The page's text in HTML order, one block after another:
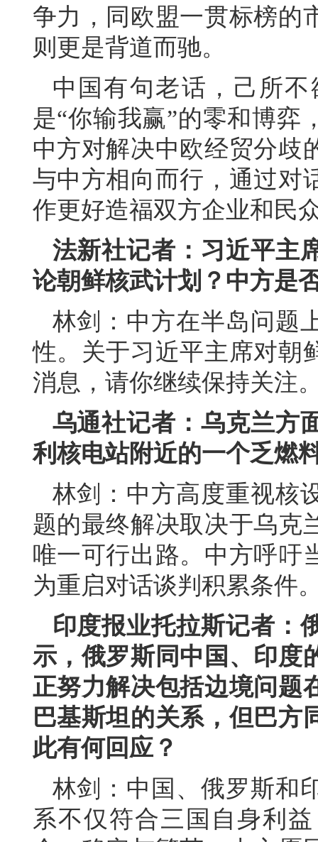
争力，同欧盟一贯标榜的
则更是背道而驰。
中国有句老话，己所
是“你输我赢”的零和博弈
中方对解决中欧经贸分歧
与中方相向而行，通过对
作更好造福双方企业和民
法新社记者：习近平主
论朝鲜核武计划？中方是
林剑：中方在半岛问题
性。关于习近平主席对朝
消息，请你继续保持关注
乌通社记者：乌克兰方
利核电站附近的一个乏燃
林剑：中方高度重视核
题的最终解决取决于乌克
唯一可行出路。中方呼吁
为重启对话谈判积累条件
印度报业托拉斯记者：
示，俄罗斯同中国、印度
正努力解决包括边境问题
巴基斯坦的关系，但巴方
此有何回应？
林剑：中国、俄罗斯和
系不仅符合三国自身利